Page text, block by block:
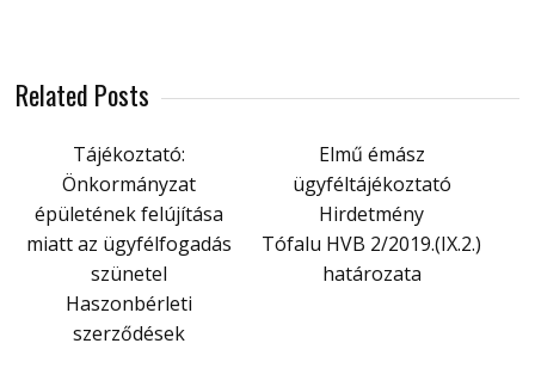
Related Posts
Tájékoztató:
Önkormányzat
épületének felújítása
miatt az ügyfélfogadás
szünetel
Elmű émász
ügyféltájékoztató
Hirdetmény
Tófalu HVB 2/2019.(IX.2.)
határozata
Haszonbérleti
szerződések